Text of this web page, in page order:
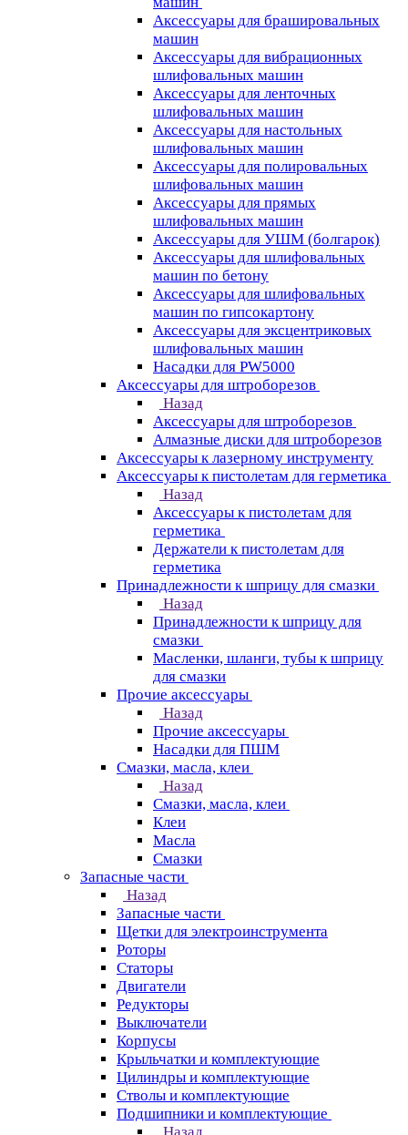
Аксессуары для брашировальных
машин
Аксессуары для вибрационных
шлифовальных машин
Аксессуары для ленточных
шлифовальных машин
Аксессуары для настольных
шлифовальных машин
Аксессуары для полировальных
шлифовальных машин
Аксессуары для прямых
шлифовальных машин
Аксессуары для УШМ (болгарок)
Аксессуары для шлифовальных
машин по бетону
Аксессуары для шлифовальных
машин по гипсокартону
Аксессуары для эксцентриковых
шлифовальных машин
Насадки для PW5000
Аксессуары для штроборезов
Назад
Аксессуары для штроборезов
Алмазные диски для штроборезов
Аксессуары к лазерному инструменту
Аксессуары к пистолетам для герметика
Назад
Аксессуары к пистолетам для
герметика
Держатели к пистолетам для
герметика
Принадлежности к шприцу для смазки
Назад
Принадлежности к шприцу для
смазки
Масленки, шланги, тубы к шприцу
для смазки
Прочие аксессуары
Назад
Прочие аксессуары
Насадки для ПШМ
Смазки, масла, клеи
Назад
Смазки, масла, клеи
Клеи
Масла
Смазки
Запасные части
Назад
Запасные части
Щетки для электроинструмента
Роторы
Статоры
Двигатели
Редукторы
Выключатели
Корпусы
Крыльчатки и комплектующие
Цилиндры и комплектующие
Стволы и комплектующие
Подшипники и комплектующие